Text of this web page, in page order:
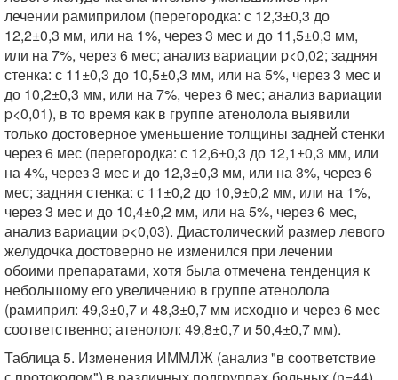
лечении рамиприлом (перегородка: с 12,3±0,3 до
12,2±0,3 мм, или на 1%, через 3 мес и до 11,5±0,3 мм,
или на 7%, через 6 мес; анализ вариации p<0,02; задняя
стенка: с 11±0,3 до 10,5±0,3 мм, или на 5%, через 3 мес и
до 10,2±0,3 мм, или на 7%, через 6 мес; анализ вариации
p<0,01), в то время как в группе атенолола выявили
только достоверное уменьшение толщины задней стенки
через 6 мес (перегородка: с 12,6±0,3 до 12,1±0,3 мм, или
на 4%, через 3 мес и до 12,3±0,3 мм, или на 3%, через 6
мес; задняя стенка: с 11±0,2 до 10,9±0,2 мм, или на 1%,
через 3 мес и до 10,4±0,2 мм, или на 5%, через 6 мес,
анализ вариации p<0,03). Диастолический размер левого
желудочка достоверно не изменился при лечении
обоими препаратами, хотя была отмечена тенденция к
небольшому его увеличению в группе атенолола
(рамиприл: 49,3±0,7 и 48,3±0,7 мм исходно и через 6 мес
соответственно; атенолол: 49,8±0,7 и 50,4±0,7 мм).
Таблица 5. Изменения ИММЛЖ (анализ "в соответствие